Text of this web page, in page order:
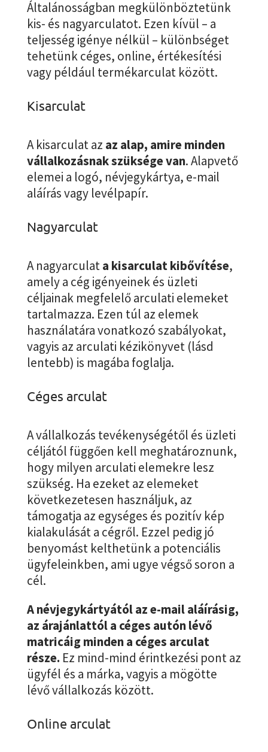
Általánosságban megkülönböztetünk
kis- és nagyarculatot. Ezen kívül – a
teljesség igénye nélkül – különbséget
tehetünk céges, online, értékesítési
vagy például termékarculat között.
Kisarculat
A kisarculat az az alap, amire minden
vállalkozásnak szüksége van. Alapvető
elemei a logó, névjegykártya, e-mail
aláírás vagy levélpapír.
Nagyarculat
A nagyarculata kisarculat kibővítése,
amely a cég igényeinek és üzleti
céljainak megfelelő arculati elemeket
tartalmazza. Ezen túl az elemek
használatára vonatkozó szabályokat,
vagyis az arculati kézikönyvet (lásd
lentebb) is magába foglalja.
Céges arculat
A vállalkozás tevékenységétől és üzleti
céljától függően kell meghatároznunk,
hogy milyen arculati elemekre lesz
szükség. Ha ezeket az elemeket
következetesen használjuk, az
támogatja az egységes és pozitív kép
kialakulását a cégről. Ezzel pedig jó
benyomást kelthetünk a potenciális
ügyfeleinkben, ami ugye végső soron a
cél.
A névjegykártyától az e-mail aláírásig,
az árajánlattól a céges autón lévő
matricáig minden a céges arculat
része. Ez mind-mind érintkezési pont az
ügyfél és a márka, vagyis a mögötte
lévő vállalkozás között.
Online arculat